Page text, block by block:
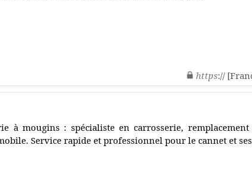
https://
à mougins : spécialiste en carrosserie,
Service rapide et professionnel pour le cannet et